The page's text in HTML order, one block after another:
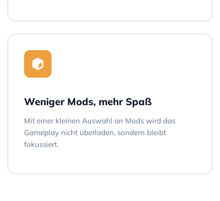
Weniger Mods, mehr Spaß
Mit einer kleinen Auswahl an Mods wird das
Gameplay nicht überladen, sondern bleibt
fokussiert.